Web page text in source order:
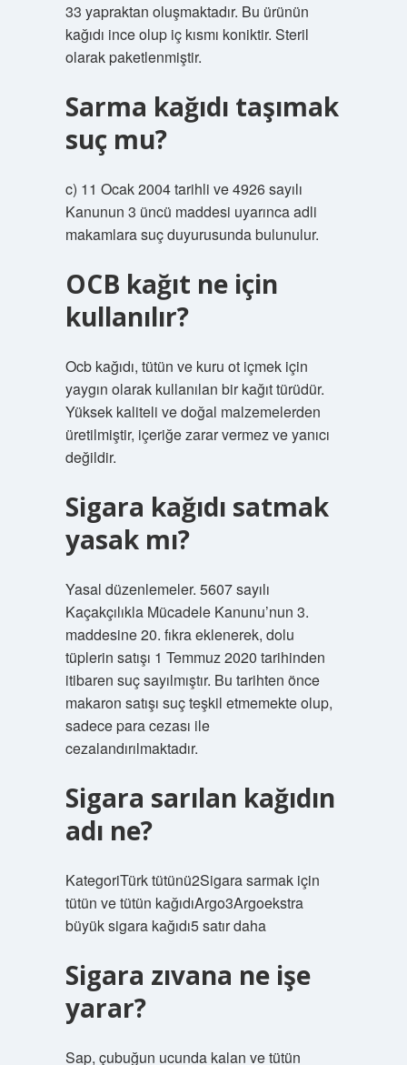
33 yapraktan oluşmaktadır. Bu ürünün
kağıdı ince olup iç kısmı koniktir. Steril
olarak paketlenmiştir.
Sarma kağıdı taşımak
suç mu?
c) 11 Ocak 2004 tarihli ve 4926 sayılı
Kanunun 3 üncü maddesi uyarınca adli
makamlara suç duyurusunda bulunulur.
OCB kağıt ne için
kullanılır?
Ocb kağıdı, tütün ve kuru ot içmek için
yaygın olarak kullanılan bir kağıt türüdür.
Yüksek kaliteli ve doğal malzemelerden
üretilmiştir, içeriğe zarar vermez ve yanıcı
değildir.
Sigara kağıdı satmak
yasak mı?
Yasal düzenlemeler. 5607 sayılı
Kaçakçılıkla Mücadele Kanunu’nun 3.
maddesine 20. fıkra eklenerek, dolu
tüplerin satışı 1 Temmuz 2020 tarihinden
itibaren suç sayılmıştır. Bu tarihten önce
makaron satışı suç teşkil etmemekte olup,
sadece para cezası ile
cezalandırılmaktadır.
Sigara sarılan kağıdın
adı ne?
KategoriTürk tütünü2Sigara sarmak için
tütün ve tütün kağıdıArgo3Argoekstra
büyük sigara kağıdı5 satır daha
Sigara zıvana ne işe
yarar?
Sap, çubuğun ucunda kalan ve tütün